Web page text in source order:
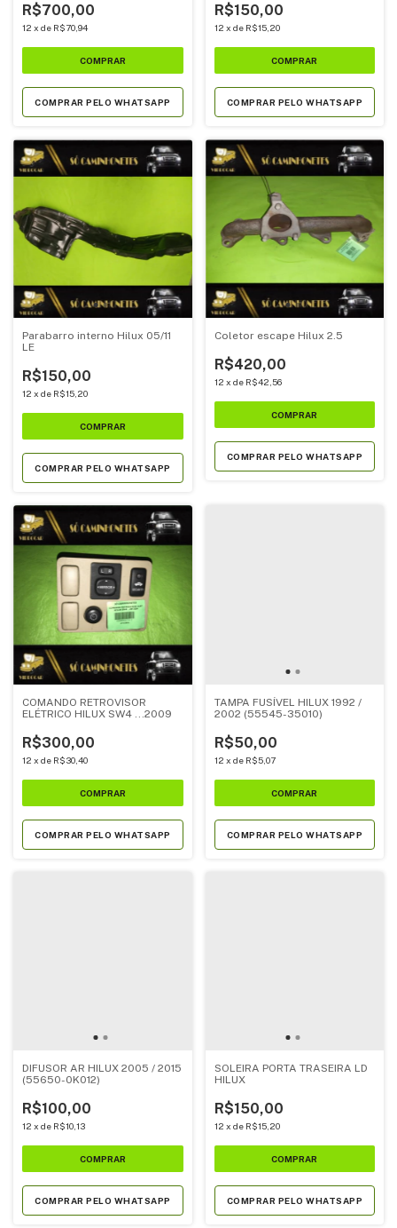
R$700,00
12 x de R$70,94
COMPRAR PELO WHATSAPP
R$150,00
12 x de R$15,20
COMPRAR PELO WHATSAPP
Parabarro interno Hilux 05/11
LE
R$150,00
12 x de R$15,20
COMPRAR PELO WHATSAPP
Coletor escape Hilux 2.5
R$420,00
12 x de R$42,56
COMPRAR PELO WHATSAPP
COMANDO RETROVISOR
ELÉTRICO HILUX SW4 ...2009
R$300,00
12 x de R$30,40
COMPRAR PELO WHATSAPP
TAMPA FUSÍVEL HILUX 1992 /
2002 (55545-35010)
R$50,00
12 x de R$5,07
COMPRAR PELO WHATSAPP
DIFUSOR AR HILUX 2005 / 2015
(55650-0K012)
R$100,00
12 x de R$10,13
COMPRAR PELO WHATSAPP
SOLEIRA PORTA TRASEIRA LD
HILUX
R$150,00
12 x de R$15,20
COMPRAR PELO WHATSAPP